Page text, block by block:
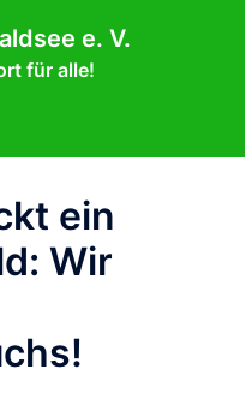
e. V.
für alle!
ein
Wir